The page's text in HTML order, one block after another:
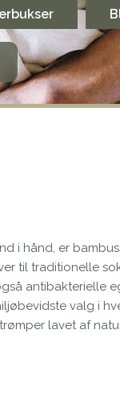
i hånd, er
til traditionelle
antibakterielle
valg i
lavet af